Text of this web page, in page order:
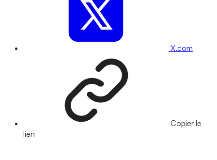
X.com
Copier le
lien